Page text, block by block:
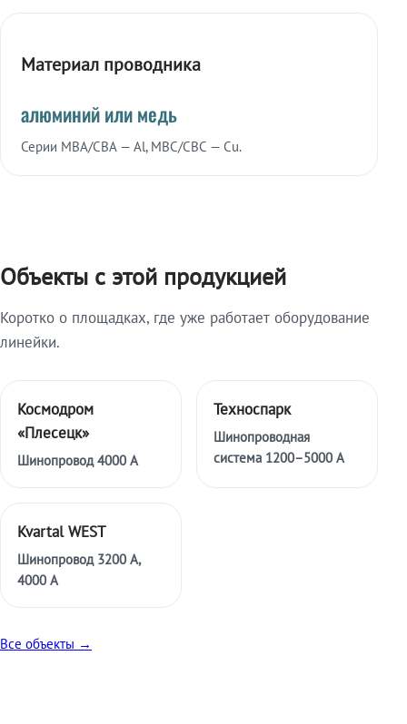
Материал проводника
алюминий или медь
Серии МВА/СВА — Al, МВС/СВС — Cu.
Объекты с этой продукцией
Коротко о площадках, где уже работает оборудование
линейки.
Космодром
«Плесецк»
Шинопровод 4000 А
Техноспарк
Шинопроводная
система 1200–5000 А
Kvartal WEST
Шинопровод 3200 А,
4000 А
Все объекты →